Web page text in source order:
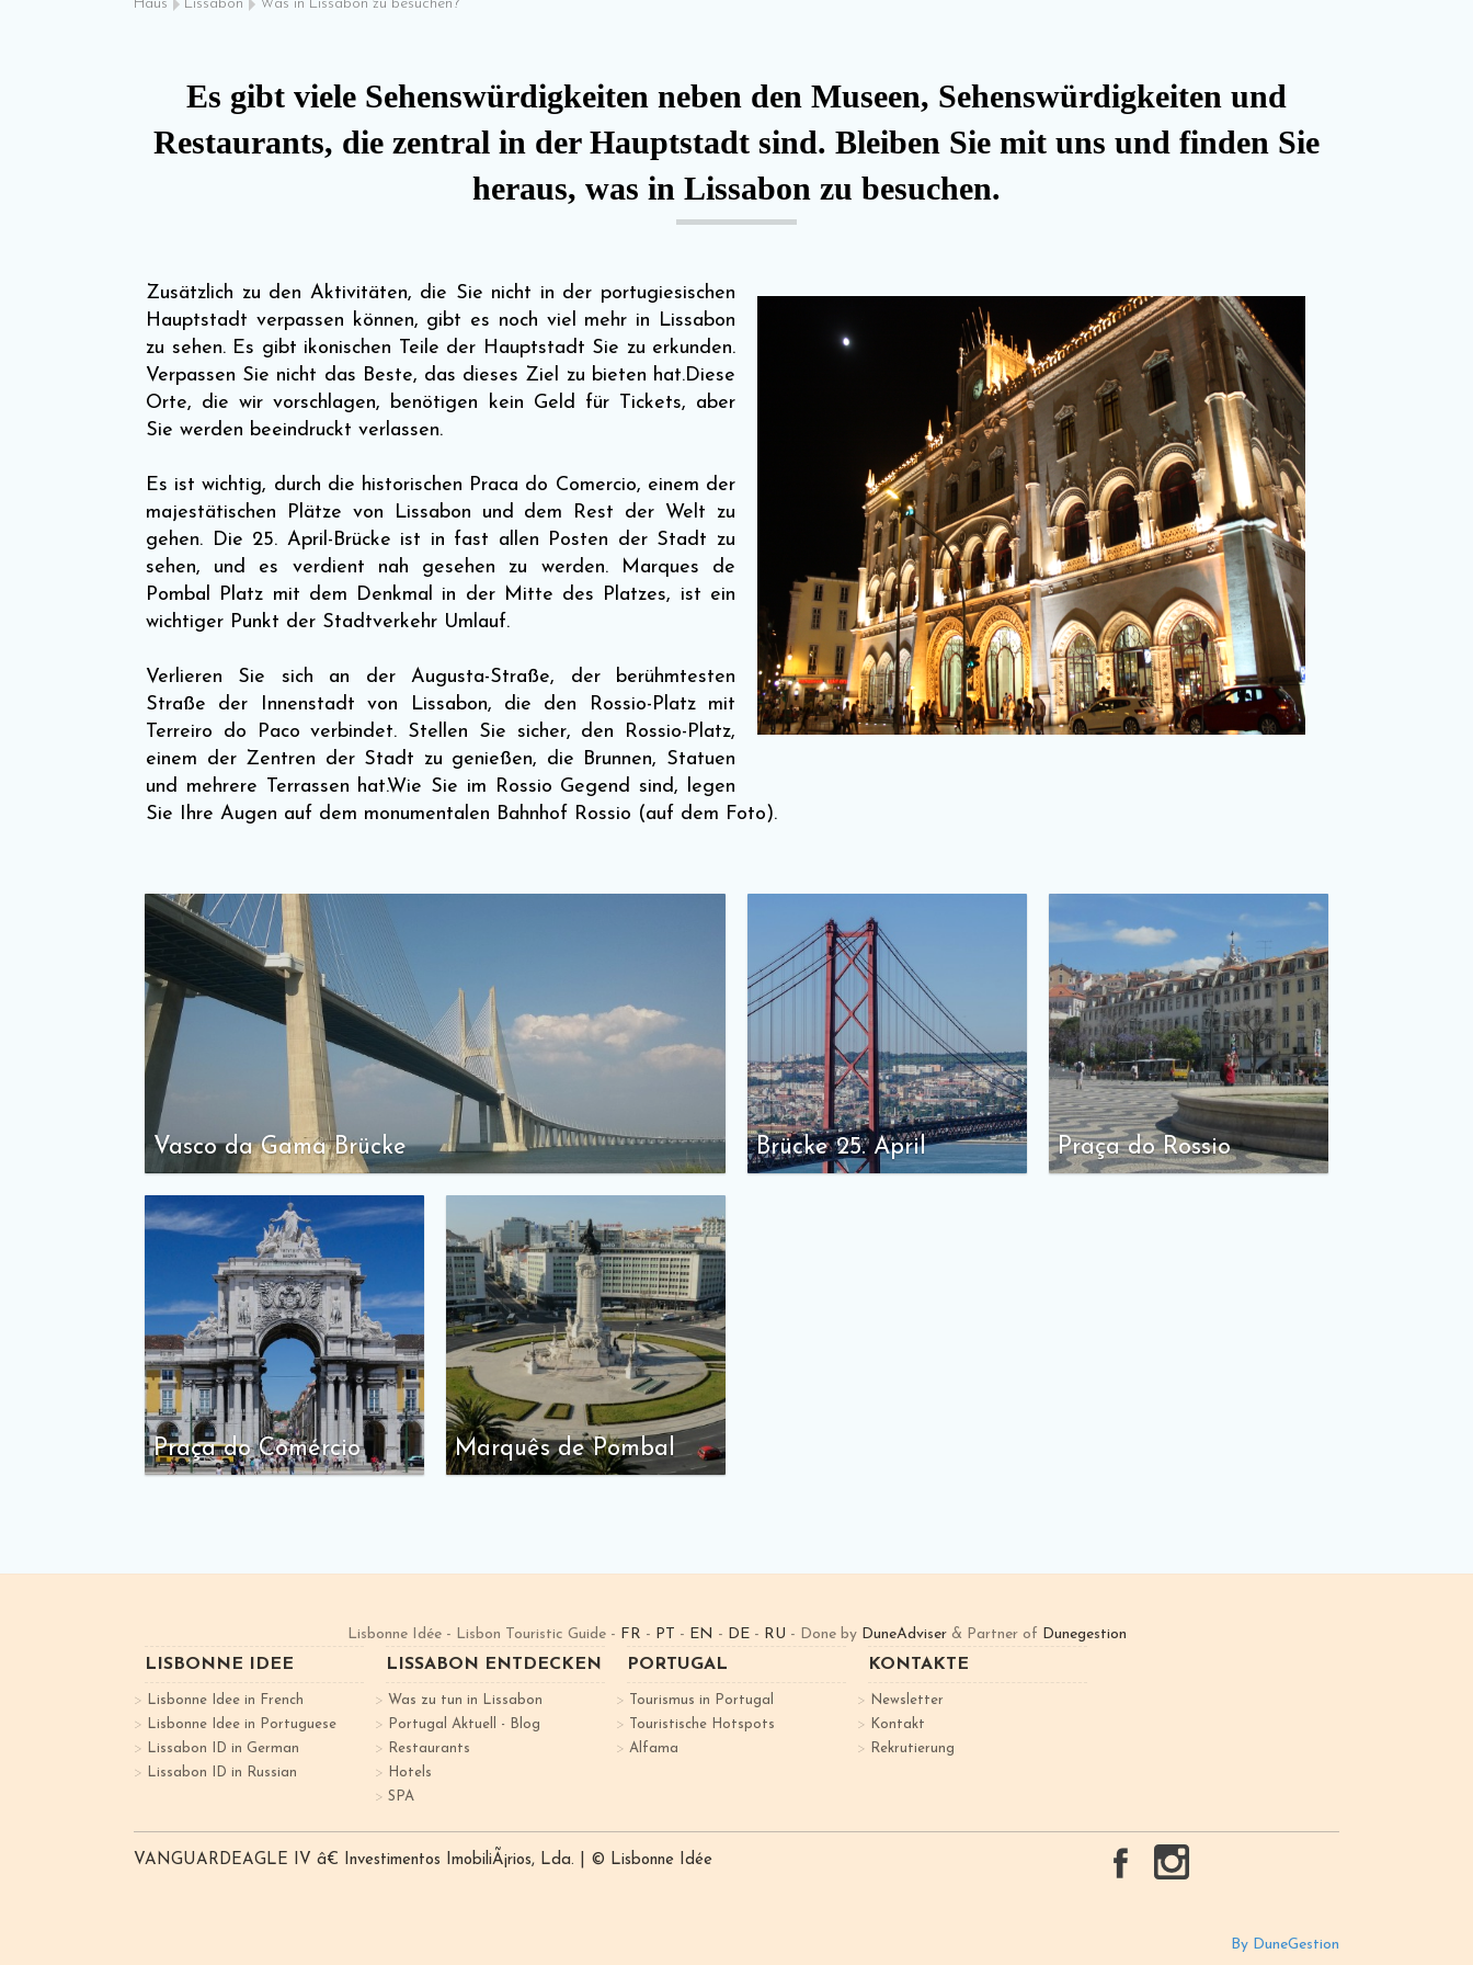
Haus Lissabon Was in Lissabon zu besuchen?
Es gibt viele Sehenswürdigkeiten neben den Museen, Sehenswürdigkeiten und
Restaurants, die zentral in der Hauptstadt sind. Bleiben Sie mit uns und finden Sie
heraus, was in Lissabon zu besuchen.
Zusätzlich zu den Aktivitäten, die Sie nicht in der portugiesischen
Hauptstadt verpassen können, gibt es noch viel mehr in Lissabon
zu sehen. Es gibt ikonischen Teile der Hauptstadt Sie zu erkunden.
Verpassen Sie nicht das Beste, das dieses Ziel zu bieten hat.Diese
Orte, die wir vorschlagen, benötigen kein Geld für Tickets, aber
Sie werden beeindruckt verlassen.
Es ist wichtig, durch die historischen Praca do Comercio, einem der
majestätischen Plätze von Lissabon und dem Rest der Welt zu
gehen. Die 25. April-Brücke ist in fast allen Posten der Stadt zu
sehen, und es verdient nah gesehen zu werden. Marques de
Pombal Platz mit dem Denkmal in der Mitte des Platzes, ist ein
wichtiger Punkt der Stadtverkehr Umlauf.
Verlieren Sie sich an der Augusta-Straße, der berühmtesten
Straße der Innenstadt von Lissabon, die den Rossio-Platz mit
Terreiro do Paco verbindet. Stellen Sie sicher, den Rossio-Platz,
einem der Zentren der Stadt zu genießen, die Brunnen, Statuen
und mehrere Terrassen hat.Wie Sie im Rossio Gegend sind, legen
Sie Ihre Augen auf dem monumentalen Bahnhof Rossio (auf dem Foto).
Vasco da Gama Brücke Brücke 25. April Praça do Rossio
Praça do Comércio Marquês de Pombal
Lisbonne Idée - Lisbon Touristic Guide - FR - PT - EN - DE- RU - Done by DuneAdviser& Partner of Dunegestion
LISBONNE IDEE
Lisbonne Idee in French
Lisbonne Idee in Portuguese
Lissabon ID in German
Lissabon ID in Russian
LISSABON ENTDECKEN
Was zu tun in Lissabon
Portugal Aktuell - Blog
Restaurants
Hotels
SPA
PORTUGAL
Tourismus in Portugal
Touristische Hotspots
Alfama
KONTAKTE
Newsletter
Kontakt
Rekrutierung
VANGUARDEAGLE IV â€ Investimentos ImobiliÃ¡rios, Lda. | © Lisbonne Idée
By DuneGestion